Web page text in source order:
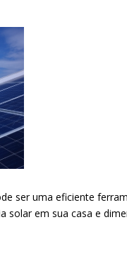
ser uma eficiente
solar em sua casa e